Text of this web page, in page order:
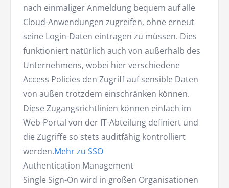
nach einmaliger Anmeldung bequem auf alle
Cloud-Anwendungen zugreifen, ohne erneut
seine Login-Daten eintragen zu müssen. Dies
funktioniert natürlich auch von außerhalb des
Unternehmens, wobei hier verschiedene
Access Policies den Zugriff auf sensible Daten
von außen trotzdem einschränken können.
Diese Zugangsrichtlinien können einfach im
Web-Portal von der IT-Abteilung definiert und
die Zugriffe so stets auditfähig kontrolliert
werden.Mehr zu SSO
Authentication Management
Single Sign-On wird in großen Organisationen